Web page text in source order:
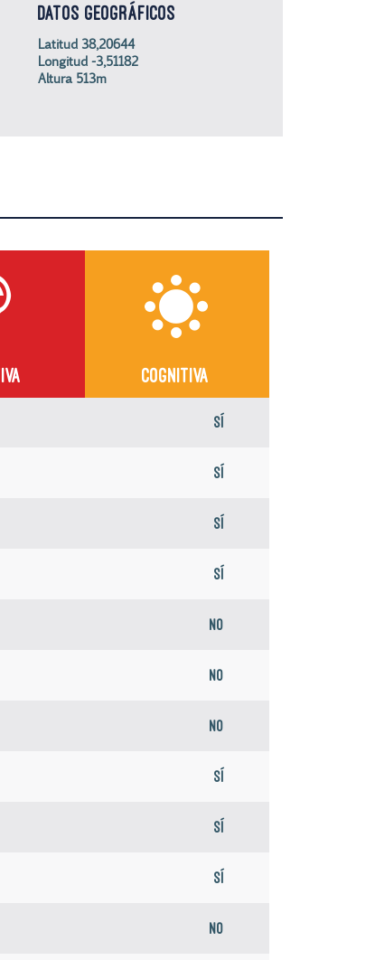
DATOS GEOGRÁFICOS
Latitud 38,20644
Longitud -3,51182
Altura 513m
COGNITIVA
Sí
Sí
Sí
Sí
No
No
No
Sí
Sí
Sí
No